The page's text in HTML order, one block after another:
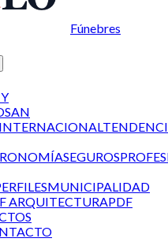
Fúnebres
SAN
INTERNACIONAL
SEGUROS
MUNICIPALIDAD
ARQUITECTURAPDF